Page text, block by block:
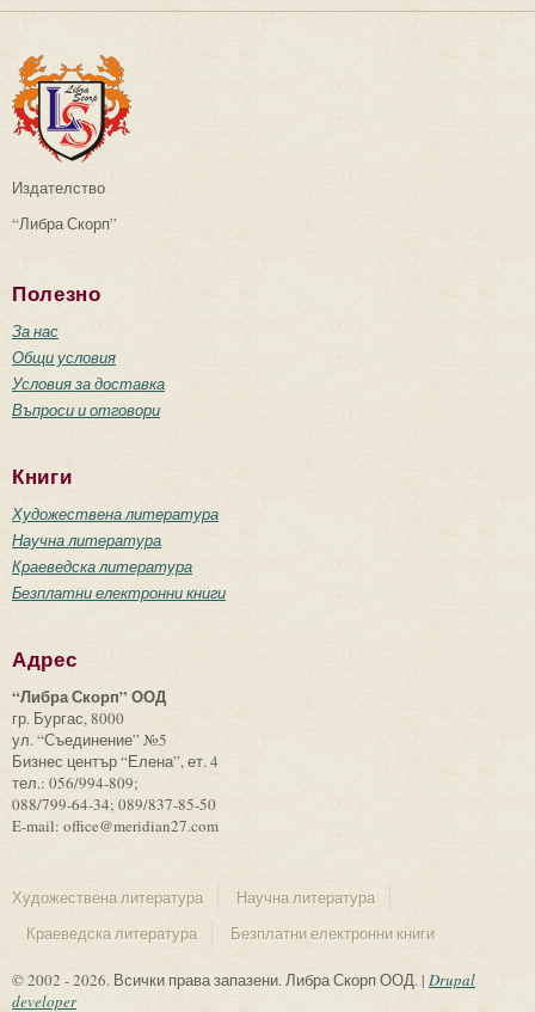
Издателство
“Либра Скорп”
Полезно
За нас
Общи условия
Условия за доставка
Въпроси и отговори
Книги
Художествена литература
Научна литература
Краеведска литература
Безплатни електронни книги
Адрес
“Либра Скорп” ООД
гр. Бургас, 8000
ул. “Съединение” №5
Бизнес център “Елена”, ет. 4
тел.: 056/994-809;
088/799-64-34; 089/837-85-50
E-mail: office@meridian27.com
Художествена литература
Научна литература
Краеведска литература
Безплатни електронни книги
© 2002 - 2026. Всички права запазени. Либра Скорп ООД. | Drupal
developer